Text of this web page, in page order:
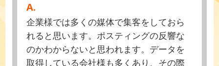
A.
企業様では多くの媒体で集客をしておら
れると思います。ポスティングの反響な
のかわからないと思われます。データを
取得している会社様も多くあり、その際